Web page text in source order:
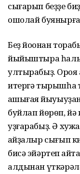
сығарып беҙҙе
ошолай
Беҙ йоҡонан
йыйыштыра
ултырабыҙ.
итергә тырышһаҡ
ҡашығаяҡ
буйлап йөрөп, йә
уҙғарабыҙ. Ә
ҡайҙалыр сығып
бисә эйәртеп
алдынан